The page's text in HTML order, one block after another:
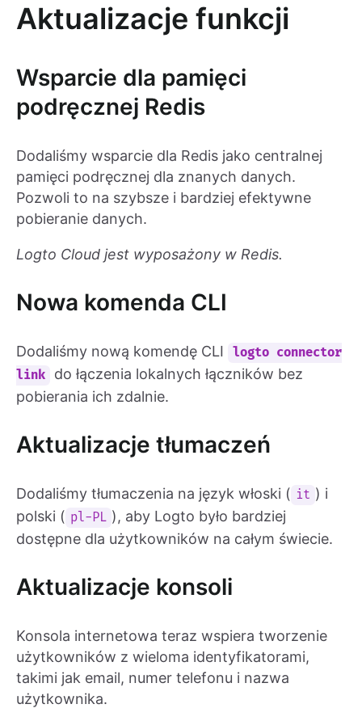
Aktualizacje funkcji
Wsparcie dla pamięci
podręcznej Redis
Dodaliśmy wsparcie dla Redis jako centralnej
pamięci podręcznej dla znanych danych.
Pozwoli to na szybsze i bardziej efektywne
pobieranie danych.
Logto Cloud jest wyposażony w Redis.
Nowa komenda CLI
Dodaliśmy nową komendę CLI
logto connector
link
do łączenia lokalnych łączników bez
pobierania ich zdalnie.
Aktualizacje tłumaczeń
Dodaliśmy tłumaczenia na język włoski ( it ) i
polski ( pl-PL ), aby Logto było bardziej
dostępne dla użytkowników na całym świecie.
Aktualizacje konsoli
Konsola internetowa teraz wspiera tworzenie
użytkowników z wieloma identyfikatorami,
takimi jak email, numer telefonu i nazwa
użytkownika.